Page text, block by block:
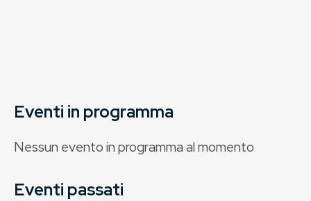
Eventi in programma
Nessun evento in programma al momento
Eventi passati